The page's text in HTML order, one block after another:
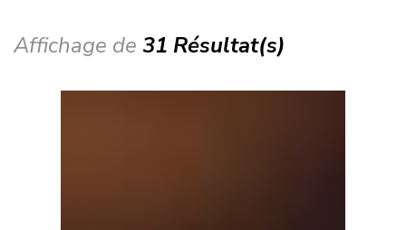
Affichage de 31 Résultat(s)